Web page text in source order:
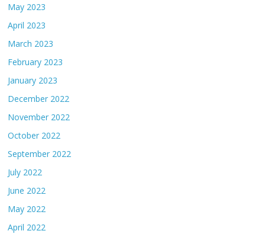
May 2023
April 2023
March 2023
February 2023
January 2023
December 2022
November 2022
October 2022
September 2022
July 2022
June 2022
May 2022
April 2022